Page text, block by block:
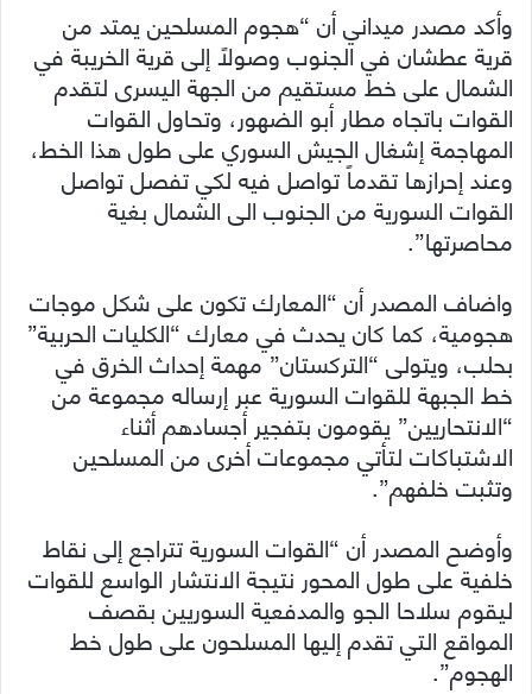
وأكد مصدر ميداني أن “هجوم المسلحين يمتد من
قرية عطشان في الجنوب وصولاً إلى قرية الخريبة في
الشمال على خط مستقيم من الجهة اليسرى لتقدم
القوات باتجاه مطار أبو الضهور، وتحاول القوات
المهاجمة إشغال الجيش السوري على طول هذا الخط،
وعند إحرازها تقدماً تواصل فيه لكي تفصل تواصل
القوات السورية من الجنوب الى الشمال بغية
محاصرتها”.
واضاف المصدر أن “المعارك تكون على شكل موجات
هجومية، كما كان يحدث في معارك “الكليات الحربية”
بحلب، ويتولى “التركستان” مهمة إحداث الخرق في
خط الجبهة للقوات السورية عبر إرساله مجموعة من
“الانتحاريين” يقومون بتفجير أجسادهم أثناء
الاشتباكات لتأتي مجموعات أخرى من المسلحين
وتثبت خلفهم”.
وأوضح المصدر أن “القوات السورية تتراجع إلى نقاط
خلفية على طول المحور نتيجة الانتشار الواسع للقوات
ليقوم سلاحا الجو والمدفعية السوريين بقصف
المواقع التي تقدم إليها المسلحون على طول خط
الهجوم”.